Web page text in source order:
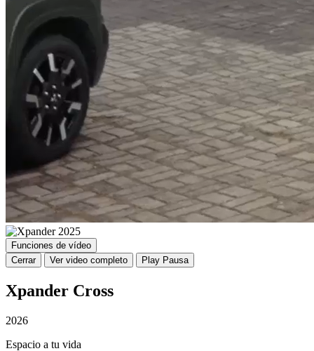
Funciones de vídeo
Cerrar
Ver video completo Play Pausa
Xpander Cross
2026
Espacio a tu vida